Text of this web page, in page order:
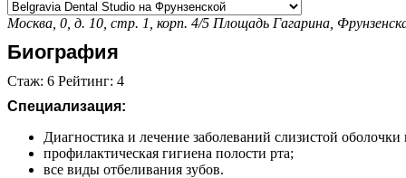
Москва, 0, д. 10, стр. 1, корп. 4/5 Площадь Гагарина,
Биография
Стаж: 6 Рейтинг: 4
Специализация:
Диагностика и лечение заболеваний слизистой
профилактическая гигиена полости рта;
все виды отбеливания зубов.